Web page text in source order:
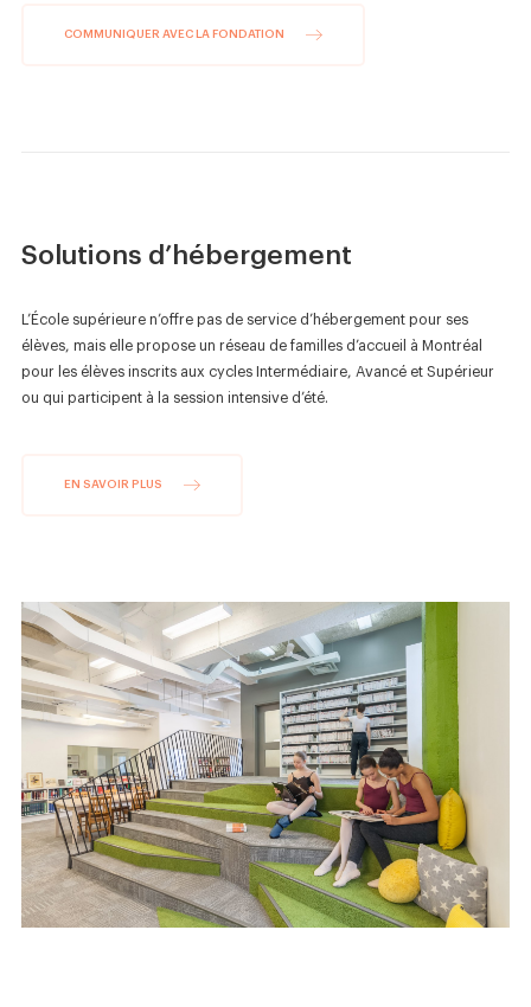
COMMUNIQUER AVEC LA FONDATION
Solutions d’hébergement
L’École supérieure n’offre pas de service d’hébergement pour ses
élèves, mais elle propose un réseau de familles d’accueil à Montréal
pour les élèves inscrits aux cycles Intermédiaire, Avancé et Supérieur
ou qui participent à la session intensive d’été.
EN SAVOIR PLUS